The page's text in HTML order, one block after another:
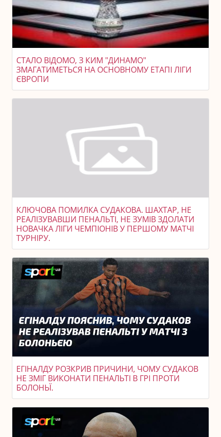
СТАЛО ВІДОМО, З КИМ "ДИНАМО"
ЗМАГАТИМЕТЬСЯ НА ОСНОВНОМУ ЕТАПІ ЛІГИ
ЄВРОПИ
КЛЮЧОВА ПОМИЛКА СУДАКОВА. ШАХТАР, НЕ
РЕАЛІЗУВАВШИ ПЕНАЛЬТІ, НЕ ЗУМІВ ЗДОЛАТИ
НОВАЧКА ЛІГИ ЧЕМПІОНІВ У ПЕРШОМУ МАТЧІ
ТУРНІРУ.
ЕГІНАЛДУ РОЗКРИВ ПРИЧИНИ, ЧОМУ СУДАКОВ
НЕ ЗМІГ ВИКОНАТИ ПЕНАЛЬТІ В ГРІ ПРОТИ
БОЛОНЬЇ.